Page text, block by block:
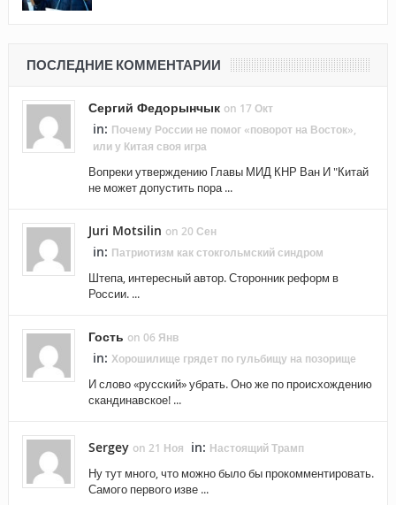
ПОСЛЕДНИЕ КОММЕНТАРИИ
Сергий Федорынчык on 17 Окт
in: Почему России не помог «поворот на Восток»,
или у Китая своя игра
Вопреки утверждению Главы МИД КНР Ван И "Китай
не может допустить пора ...
Juri Motsilin on 20 Сен
in: Патриотизм как стокгольмский синдром
Штепа, интересный автор. Сторонник реформ в
России. ...
Гость on 06 Янв
in: Хорошилище грядет по гульбищу на позорище
И слово «русский» убрать. Оно же по происхождению
скандинавское! ...
Sergey on 21 Ноя in: Настоящий Трамп
Ну тут много, что можно было бы прокомментировать.
Самого первого изве ...